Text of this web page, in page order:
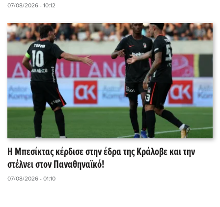
07/08/2026 - 10:12
Η Μπεσίκτας κέρδισε στην έδρα της Κράλοβε και την
στέλνει στον Παναθηναϊκό!
07/08/2026 - 01:10